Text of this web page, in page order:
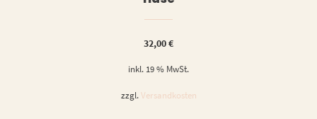
32,00€
inkl. 19 % MwSt.
zzgl. Versandkosten